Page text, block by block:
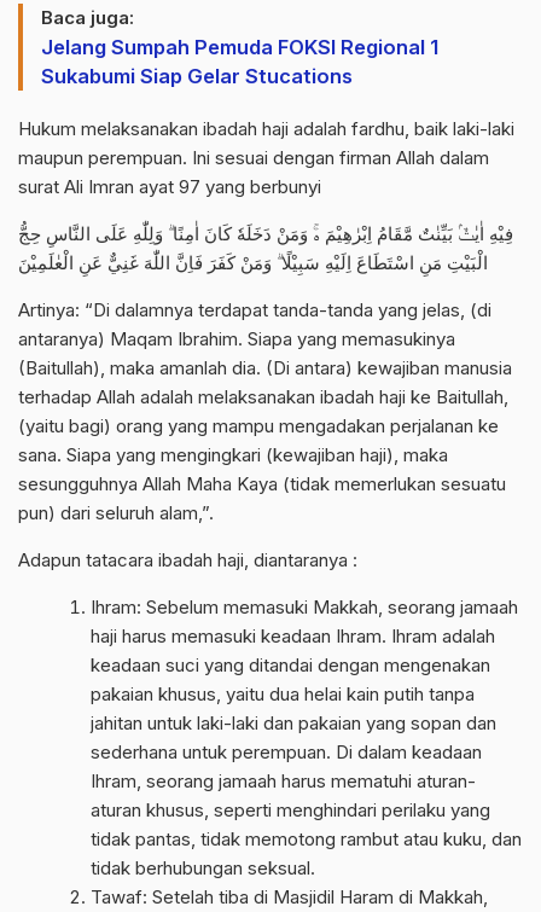
Baca juga:
Jelang Sumpah Pemuda FOKSI Regional 1
Sukabumi Siap Gelar Stucations
Hukum melaksanakan ibadah haji adalah fardhu, baik laki-laki
maupun perempuan. Ini sesuai dengan firman Allah dalam
surat Ali Imran ayat 97 yang berbunyi
فِيْهِ اٰيٰتٌۢ بَيِّنٰتٌ مَّقَامُ اِبْرٰهِيْمَ ەۚ وَمَنْ دَخَلَهٗ كَانَ اٰمِنًا ۗ وَلِلّٰهِ عَلَى النَّاسِ حِجُّ
الْبَيْتِ مَنِ اسْتَطَاعَ اِلَيْهِ سَبِيْلًا ۗ وَمَنْ كَفَرَ فَاِنَّ اللّٰهَ غَنِيٌّ عَنِ الْعٰلَمِيْنَ
Artinya: “Di dalamnya terdapat tanda-tanda yang jelas, (di
antaranya) Maqam Ibrahim. Siapa yang memasukinya
(Baitullah), maka amanlah dia. (Di antara) kewajiban manusia
terhadap Allah adalah melaksanakan ibadah haji ke Baitullah,
(yaitu bagi) orang yang mampu mengadakan perjalanan ke
sana. Siapa yang mengingkari (kewajiban haji), maka
sesungguhnya Allah Maha Kaya (tidak memerlukan sesuatu
pun) dari seluruh alam,”.
Adapun tatacara ibadah haji, diantaranya :
Ihram: Sebelum memasuki Makkah, seorang jamaah
haji harus memasuki keadaan Ihram. Ihram adalah
keadaan suci yang ditandai dengan mengenakan
pakaian khusus, yaitu dua helai kain putih tanpa
jahitan untuk laki-laki dan pakaian yang sopan dan
sederhana untuk perempuan. Di dalam keadaan
Ihram, seorang jamaah harus mematuhi aturan-
aturan khusus, seperti menghindari perilaku yang
tidak pantas, tidak memotong rambut atau kuku, dan
tidak berhubungan seksual.
Tawaf: Setelah tiba di Masjidil Haram di Makkah,